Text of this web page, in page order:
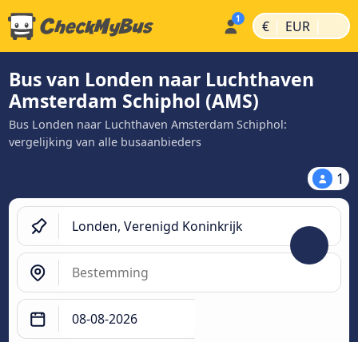
€ | EUR |
Bus van Londen naar Luchthaven
Amsterdam Schiphol (AMS)
Bus Londen naar Luchthaven Amsterdam Schiphol:
vergelijking van alle busaanbieders
1